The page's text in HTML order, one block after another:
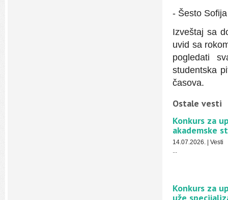
- Šesto Sofija
Izveštaj sa
uvid sa
pogledati
studentska
časova.
Ostale vesti
Konkurs za
akademske
14.07.2026.
Vesti
...
Konkurs za